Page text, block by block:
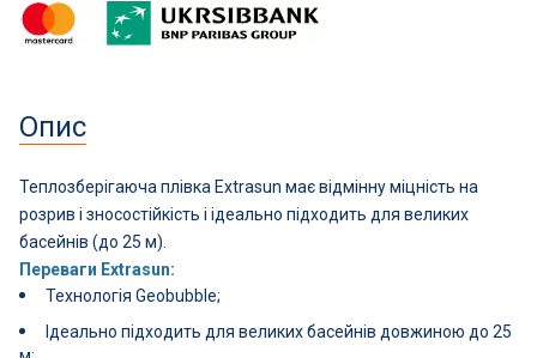
СПА басейни
Меблі для басейну
Гідроізоляція і будівельна хімія
Вогнища та каміни
Труби і фіттінги
Опис
Теплозберігаюча плівка Extrasun має відмінну міцність на
розрив і зносостійкість і ідеально підходить для великих
басейнів (до 25 м).
Переваги Extrasun:
Технологія Geobubble;
Ідеально підходить для великих басейнів довжиною до 25